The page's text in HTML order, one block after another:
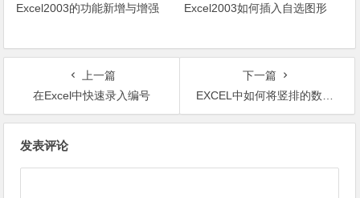
Excel2003的功能新增与增强 Excel2003如何插入自选图形
上一篇
在Excel中快速录入编号
下一篇
EXCEL中如何将竖排的数据每三行变一横排数据
发表评论